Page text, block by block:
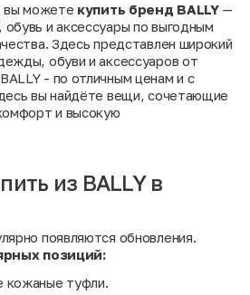
вы можете купить бренд BALLY—
и аксессуары по выгодным
Здесь представлен широкий
обуви и аксессуаров от
- по отличным ценам и с
вы найдёте вещи, сочетающие
и высокую
из BALLY в
появляются обновления.
позиций:
кожаные туфли.